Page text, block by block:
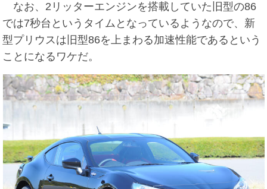
なお、2リッターエンジンを搭載していた旧型の86
では7秒台というタイムとなっているようなので、新
型プリウスは旧型86を上まわる加速性能であるという
ことになるワケだ。